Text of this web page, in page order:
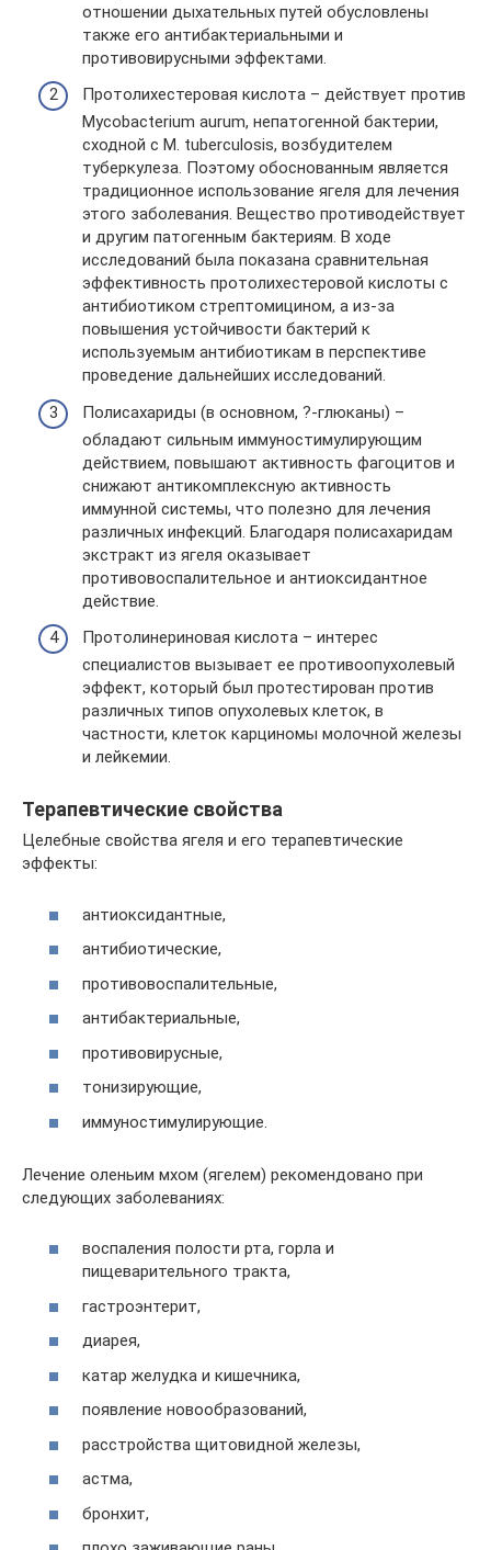
отношении дыхательных путей обусловлены
также его антибактериальными и
противовирусными эффектами.
Протолихестеровая кислота – действует против
Mycobacterium aurum, непатогенной бактерии,
сходной с M. tuberculosis, возбудителем
туберкулеза. Поэтому обоснованным является
традиционное использование ягеля для лечения
этого заболевания. Вещество противодействует
и другим патогенным бактериям. В ходе
исследований была показана сравнительная
эффективность протолихестеровой кислоты с
антибиотиком стрептомицином, а из-за
повышения устойчивости бактерий к
используемым антибиотикам в перспективе
проведение дальнейших исследований.
Полисахариды (в основном, ?-глюканы) –
обладают сильным иммуностимулирующим
действием, повышают активность фагоцитов и
снижают антикомплексную активность
иммунной системы, что полезно для лечения
различных инфекций. Благодаря полисахаридам
экстракт из ягеля оказывает
противовоспалительное и антиоксидантное
действие.
Протолинериновая кислота – интерес
специалистов вызывает ее противоопухолевый
эффект, который был протестирован против
различных типов опухолевых клеток, в
частности, клеток карциномы молочной железы
и лейкемии.
Терапевтические свойства
Целебные свойства ягеля и его терапевтические
эффекты:
антиоксидантные,
антибиотические,
противовоспалительные,
антибактериальные,
противовирусные,
тонизирующие,
иммуностимулирующие.
Лечение оленьим мхом (ягелем) рекомендовано при
следующих заболеваниях:
воспаления полости рта, горла и
пищеварительного тракта,
гастроэнтерит,
диарея,
катар желудка и кишечника,
появление новообразований,
расстройства щитовидной железы,
астма,
бронхит,